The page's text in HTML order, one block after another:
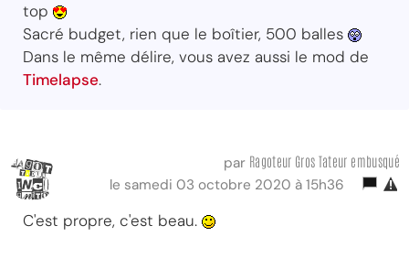
top
Sacré budget, rien que le boîtier, 500 balles
Dans le même délire, vous avez aussi le mod de
Timelapse.
par Ragoteur Gros Tateur embusqué
le samedi 03 octobre 2020 à 15h36
C'est propre, c'est beau.